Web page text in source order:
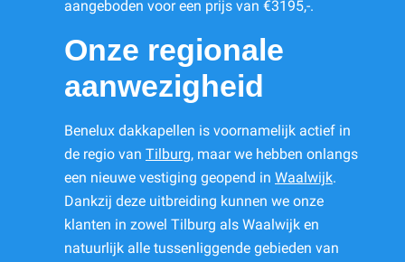
aangeboden voor een prijs van €3195,-.
Onze regionale
aanwezigheid
Benelux dakkapellen is voornamelijk actief in
de regio van Tilburg, maar we hebben onlangs
een nieuwe vestiging geopend in Waalwijk.
Dankzij deze uitbreiding kunnen we onze
klanten in zowel Tilburg als Waalwijk en
natuurlijk alle tussenliggende gebieden van